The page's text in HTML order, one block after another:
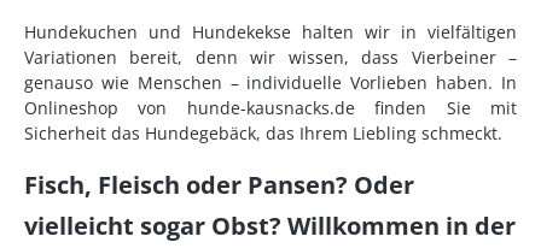
Hundekuchen und Hundekekse halten wir in vielfältigen
Variationen bereit, denn wir wissen, dass Vierbeiner –
genauso wie Menschen – individuelle Vorlieben haben. In
Onlineshop von hunde-kausnacks.de finden Sie mit
Sicherheit das Hundegebäck, das Ihrem Liebling schmeckt.
Fisch, Fleisch oder Pansen? Oder
vielleicht sogar Obst? Willkommen in der